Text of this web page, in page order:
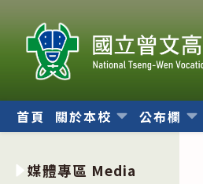
內
首頁 關於本校 公布欄
媒體專區 Media